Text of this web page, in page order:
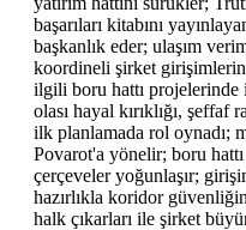
başarıları kitabını
başkanlık eder; ulaşım
koordineli şirket
ilgili boru hattı projelerinde
olası hayal kırıklığı,
ilk planlamada rol oynadı;
Povarot'a yönelir; boru
çerçeveler yoğunlaşır;
hazırlıkla koridor
halk çıkarları ile şirket